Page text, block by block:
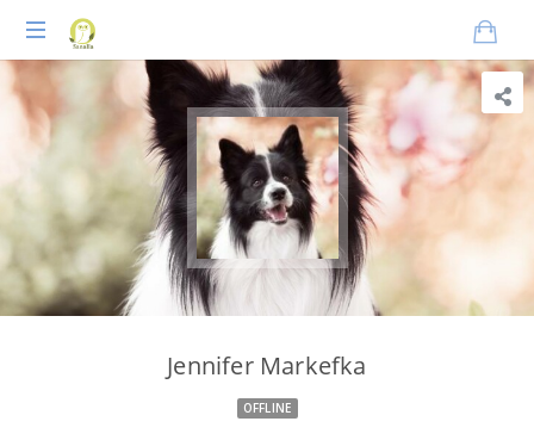
Coaching
Tierheilpraktiker
Jennifer Markefka
OFFLINE